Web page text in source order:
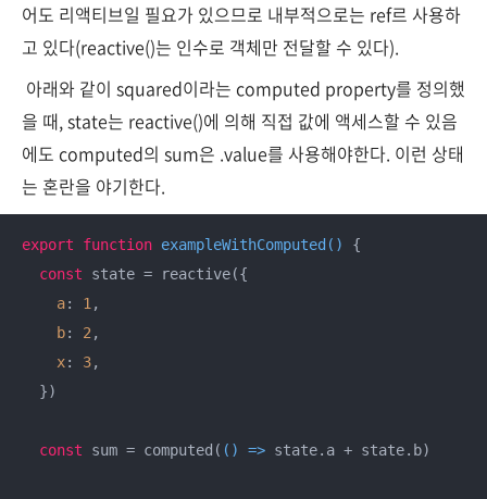
어도 리액티브일 필요가 있으므로 내부적으로는 ref르 사용하
고 있다(reactive()는 인수로 객체만 전달할 수 있다).
아래와 같이 squared이라는 computed property를 정의했
을 때, state는 reactive()에 의해 직접 값에 액세스할 수 있음
에도 computed의 sum은 .value를 사용해야한다. 이런 상태
는 혼란을 야기한다.
export function exampleWithComputed ( ) {
const state = reactive({
a: 1 ,
b: 2 ,
x: 3,
  })
const sum = computed( () => state.a + state.b)